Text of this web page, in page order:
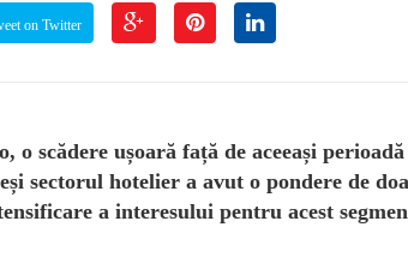
on Twitter
scădere ușoară față de aceeași perioadă
sectorul hotelier a avut o pondere de
a interesului pentru acest